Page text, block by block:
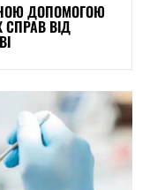
ДОПОМОГОЮ
ВІД